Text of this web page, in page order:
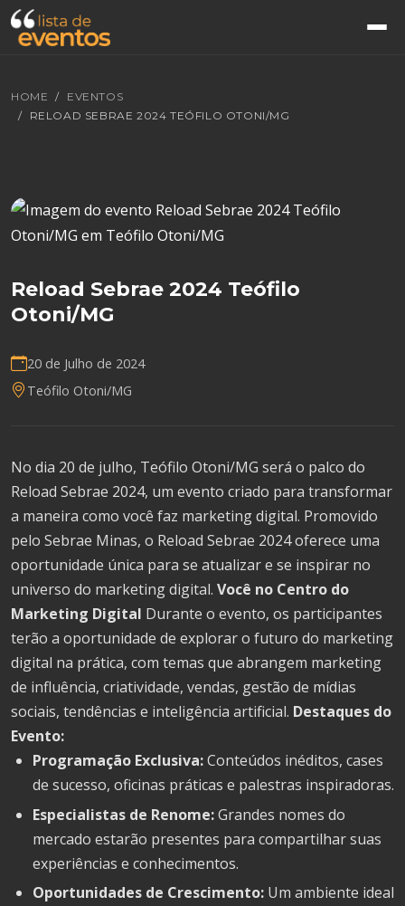
HOME
EVENTOS
RELOAD SEBRAE 2024 TEÓFILO OTONI/MG
Reload Sebrae 2024 Teófilo
Otoni/MG
20 de Julho de 2024
Teófilo Otoni/MG
No dia 20 de julho, Teófilo Otoni/MG será o palco do
Reload Sebrae 2024, um evento criado para transformar
a maneira como você faz marketing digital. Promovido
pelo Sebrae Minas, o Reload Sebrae 2024 oferece uma
oportunidade única para se atualizar e se inspirar no
universo do marketing digital. Você no Centro do
Marketing Digital Durante o evento, os participantes
terão a oportunidade de explorar o futuro do marketing
digital na prática, com temas que abrangem marketing
de influência, criatividade, vendas, gestão de mídias
sociais, tendências e inteligência artificial. Destaques do
Evento:
Programação Exclusiva:Conteúdos inéditos, cases
de sucesso, oficinas práticas e palestras inspiradoras.
Especialistas de Renome:Grandes nomes do
mercado estarão presentes para compartilhar suas
experiências e conhecimentos.
Oportunidades de Crescimento: Um ambiente ideal